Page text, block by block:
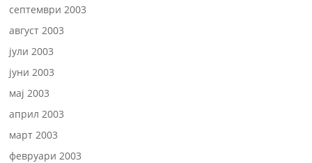
септември 2003
август 2003
јули 2003
јуни 2003
мај 2003
април 2003
март 2003
февруари 2003